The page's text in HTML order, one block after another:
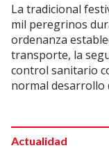
La tradicional
mil peregrinos
ordenanza
transporte, la
control sanitario
normal desarrollo
Actualidad